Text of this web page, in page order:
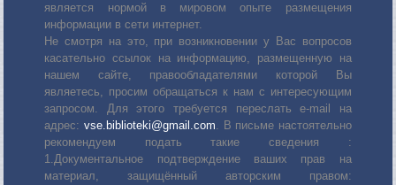
является нормой в мировом опыте размещения
информации в сети интернет.
Не смотря на это, при возникновении у Вас вопросов
касательно ссылок на информацию, размещенную на
нашем сайте, правообладателями которой Вы
являетесь, просим обращаться к нам с интересующим
запросом. Для этого требуется переслать е-mail на
адрес: vse.biblioteki@gmail.com. В письме настоятельно
рекомендуем подать такие сведения :
1.Документальное подтверждение ваших прав на
материал, защищённый авторским правом: